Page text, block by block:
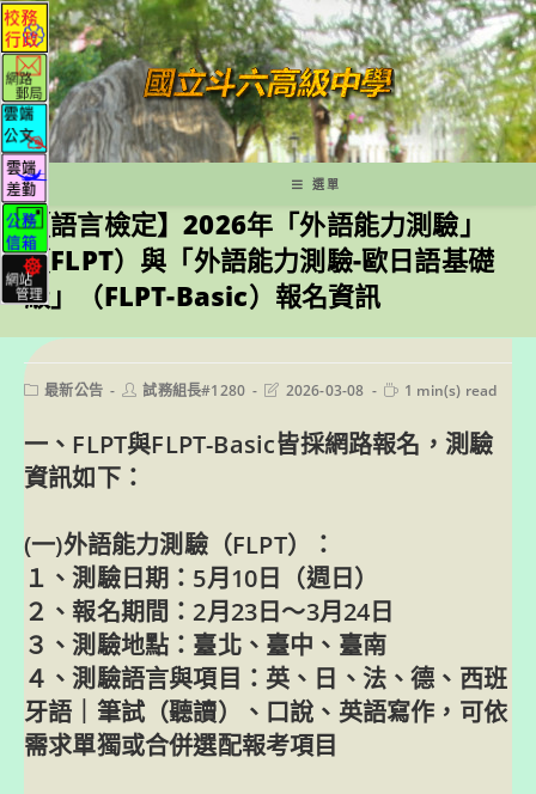
跳
轉
至
主
要
內
容
選單
【語言檢定】2026年「外語能力測驗」
（FLPT）與「外語能力測驗-歐日語基礎
級」（FLPT-Basic）報名資訊
Post最新公告
Post試務組長#1280
Post2026-03-08
Reading
1 min(s) read
一、FLPT與FLPT-Basic皆採網路報名，測驗
資訊如下：
(一)外語能力測驗（FLPT）：
１、測驗日期：5月10日（週日）
２、報名期間：2月23日～3月24日
３、測驗地點：臺北、臺中、臺南
４、測驗語言與項目：英、日、法、德、西班
牙語｜筆試（聽讀）、口說、英語寫作，可依
需求單獨或合併選配報考項目